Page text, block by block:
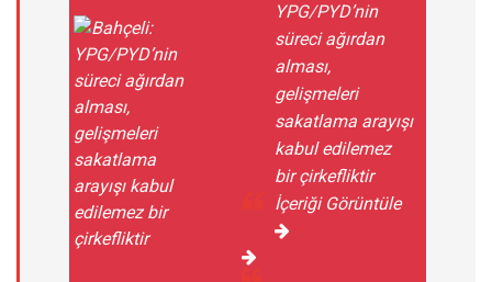
YPG/PYD’nin
süreci ağırdan
alması,
gelişmeleri
sakatlama arayışı
kabul edilemez
bir çirkefliktir
İçeriği Görüntüle